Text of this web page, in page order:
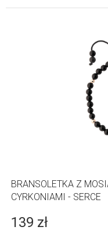
BRANSOLETKA Z
CYRKONIAMI - SERCE
139 zł